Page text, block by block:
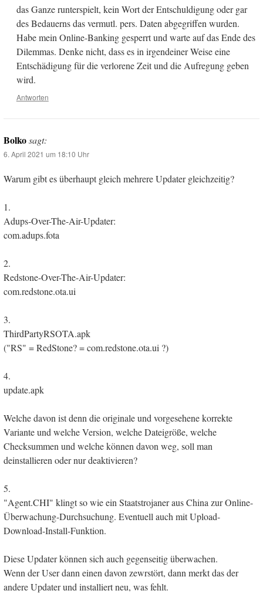
das Ganze runterspielt, kein Wort der Entschuldigung oder gar
des Bedauerns das vermutl. pers. Daten abgegriffen wurden.
Habe mein Online-Banking gesperrt und warte auf das Ende des
Dilemmas. Denke nicht, dass es in irgendeiner Weise eine
Entschädigung für die verlorene Zeit und die Aufregung geben
wird.
Antworten
Bolkosagt:
6. April 2021 um 18:10 Uhr
Warum gibt es überhaupt gleich mehrere Updater gleichzeitig?
1.
Adups-Over-The-Air-Updater:
com.adups.fota
2.
Redstone-Over-The-Air-Updater:
com.redstone.ota.ui
3.
ThirdPartyRSOTA.apk
("RS" = RedStone? = com.redstone.ota.ui ?)
4.
update.apk
Welche davon ist denn die originale und vorgesehene korrekte
Variante und welche Version, welche Dateigröße, welche
Checksummen und welche können davon weg, soll man
deinstallieren oder nur deaktivieren?
5.
"Agent.CHI" klingt so wie ein Staatstrojaner aus China zur Online-
Überwachung-Durchsuchung. Eventuell auch mit Upload-
Download-Install-Funktion.
Diese Updater können sich auch gegenseitig überwachen.
Wenn der User dann einen davon zewrstört, dann merkt das der
andere Updater und installiert neu, was fehlt.